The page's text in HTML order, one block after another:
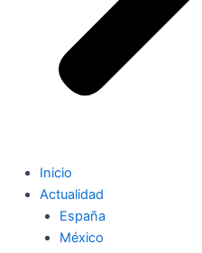
Inicio
Actualidad
España
México